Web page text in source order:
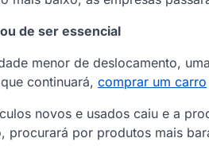
de ser essencial
menor de deslocamento,
continuará, comprar um carro
novos e usados caiu e a
procurará por produtos mais